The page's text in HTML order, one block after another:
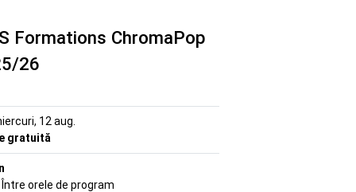
Formations ChromaPop
26
12 aug.
gratuită
orele de program